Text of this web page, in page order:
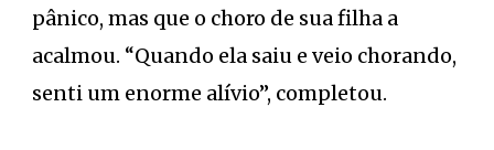
pânico, mas que o choro de sua filha a
acalmou. “Quando ela saiu e veio chorando,
senti um enorme alívio”, completou.